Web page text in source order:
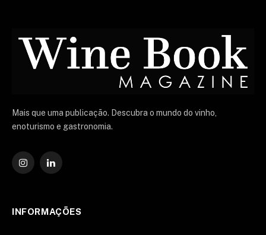
Mais que uma publicação. Descubra o mundo do vinho,
enoturismo e gastronomia.
Instagram
O
INFORMAÇÕES